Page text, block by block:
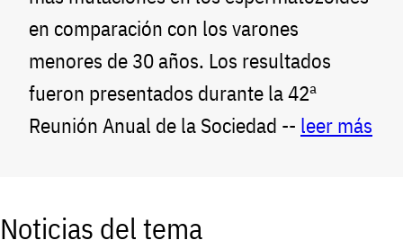
en comparación con los varones
menores de 30 años. Los resultados
fueron presentados durante la 42ª
Reunión Anual de la Sociedad -- leer más
Noticias del tema